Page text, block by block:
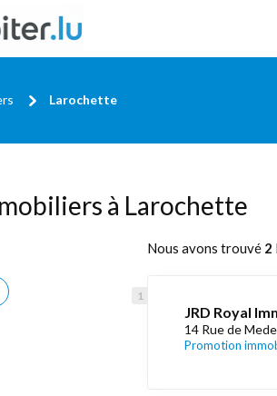
Larochette
à Larochette
Nous avons trouvé 2
JRD Royal
14 Rue de
Promotion